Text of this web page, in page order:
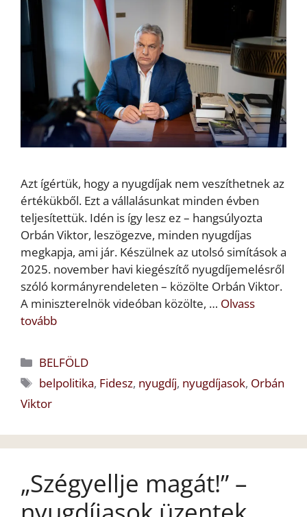
Azt ígértük, hogy a nyugdíjak nem veszíthetnek az
értékükből. Ezt a vállalásunkat minden évben
teljesítettük. Idén is így lesz ez – hangsúlyozta
Orbán Viktor, leszögezve, minden nyugdíjas
megkapja, ami jár. Készülnek az utolsó simítások a
2025. november havi kiegészítő nyugdíjemelésről
szóló kormányrendeleten – közölte Orbán Viktor.
A miniszterelnök videóban közölte, … Olvass
tovább
Kategória
BELFÖLD
Címkék
belpolitika, Fidesz, nyugdíj, nyugdíjasok, Orbán
Viktor
„Szégyellje magát!” –